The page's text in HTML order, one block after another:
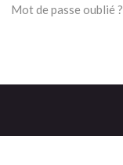
Mot de passe oublié ?